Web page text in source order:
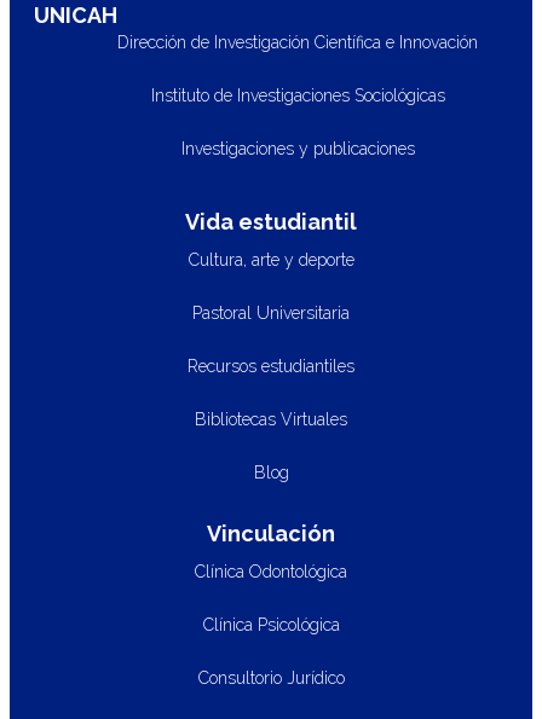
UNICAH
Dirección de Investigación Científica e Innovación
Instituto de Investigaciones Sociológicas
Investigaciones y publicaciones
Vida estudiantil
Cultura, arte y deporte
Pastoral Universitaria
Recursos estudiantiles
Bibliotecas Virtuales
Blog
Vinculación
Clínica Odontológica
Clínica Psicológica
Consultorio Jurídico